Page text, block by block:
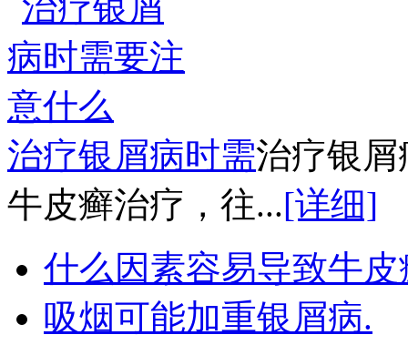
治疗银屑病时需治疗银
牛皮癣治疗，往...[详细]
什么因素容易导致牛皮
吸烟可能加重银屑病.